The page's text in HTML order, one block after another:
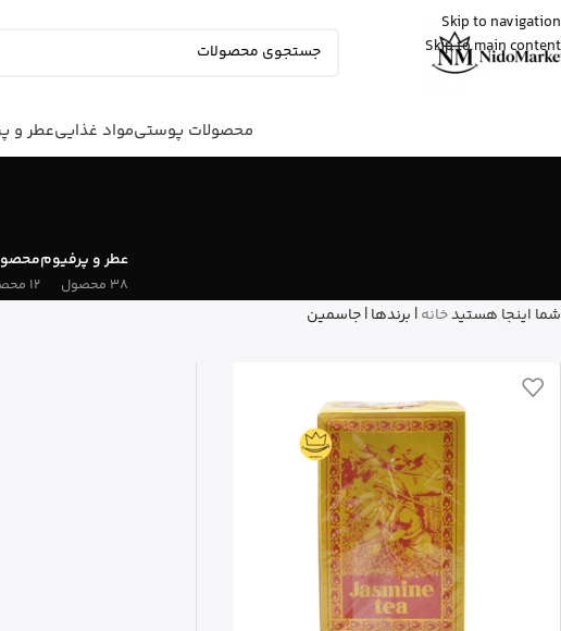
Skip to navigation
Skip to main content
محصولات پوستیمواد غذاییعطر و
عطر و پرفیوم
38 محصول 12 محصول
شما اینجا هستیدخانه| برندها|جاسمین
عمراناز رشت
شیرخشک پدیاشور وانیلی رو خرید کرد